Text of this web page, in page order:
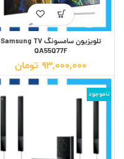
تلویزیون سامسونگ Samsung TV
QA55Q77F
۹۳,۰۰۰,۰۰۰ تومان
ناموجود